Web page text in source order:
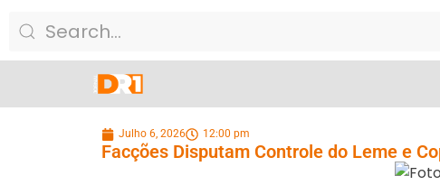
Julho 6, 2026 12:00 pm
Facções Disputam Controle do Leme e